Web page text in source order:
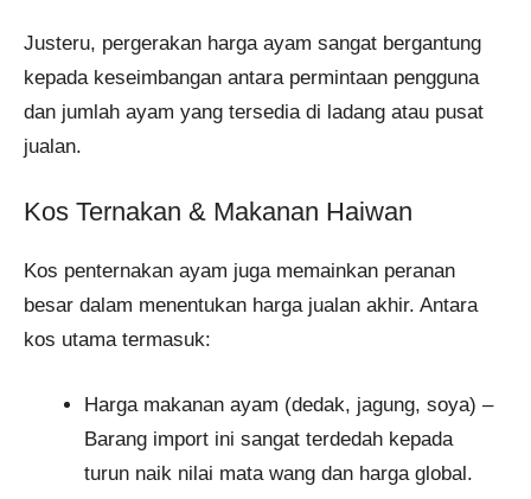
Justeru, pergerakan harga ayam sangat bergantung
kepada keseimbangan antara permintaan pengguna
dan jumlah ayam yang tersedia di ladang atau pusat
jualan.
Kos Ternakan & Makanan Haiwan
Kos penternakan ayam juga memainkan peranan
besar dalam menentukan harga jualan akhir. Antara
kos utama termasuk:
Harga makanan ayam (dedak, jagung, soya) –
Barang import ini sangat terdedah kepada
turun naik nilai mata wang dan harga global.